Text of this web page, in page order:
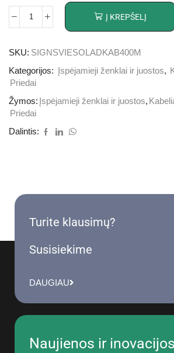
Į KREPŠELĮ
SKU: SIGNSVIESOLADKAB400M
Kategorijos:
Įspėjamieji ženklai ir juostos,
Priedai
Žymos: Įspėjamieji ženklai ir juostos,
Priedai
Dalintis:
Turite klausimų?
Susisiekime
DAUGIAU
Naujienos ir